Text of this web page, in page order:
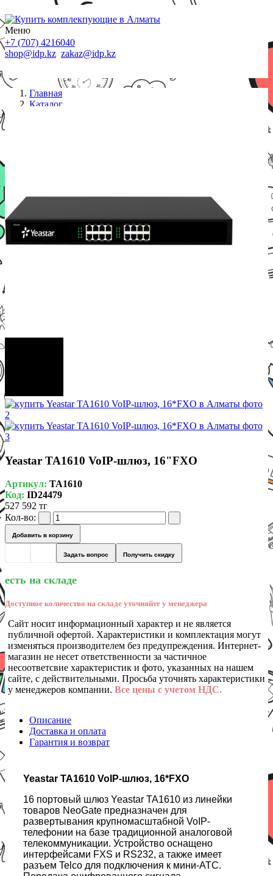
Меню
+7 (707) 4216040
shop@idp.kz zakaz@idp.kz
Главная
Каталог
Yeastar TA1610 VoIP-шлюз, 16"FXO
Артикул: TA1610
Код: ID24479
527 592 тг
Кол-во:
Добавить в корзину
Задать вопрос Получить скидку
есть на складе
Доступное количество на складе уточняйте у менеджера
Сайт носит информационный характер и не является
публичной офертой. Характеристики и комплектация могут
изменяться производителем без предупреждения. Интернет-
магазин не несет ответственности за частичное
несоответсвие характеристик и фото, указанных на нашем
сайте, с действительными. Просьба уточнять характеристики
у менеджеров компании. Все цены с учетом НДС.
Описание
Доставка и оплата
Гарантия и возврат
Yeastar TA1610 VoIP-шлюз, 16*FXO
16 портовый шлюз Yeastar TA1610 из линейки
товаров NeoGate предназначен для
развертывания крупномасштабной VoIP-
телефонии на базе традиционной аналоговой
телекоммуникации. Устройство оснащено
интерфейсами FXS и RS232, а также имеет
разъем Telco для подключения к мини-АТС.